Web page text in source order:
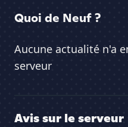
Quoi de Neuf ?
Aucune actualité n'a
serveur
Avis sur le serveur